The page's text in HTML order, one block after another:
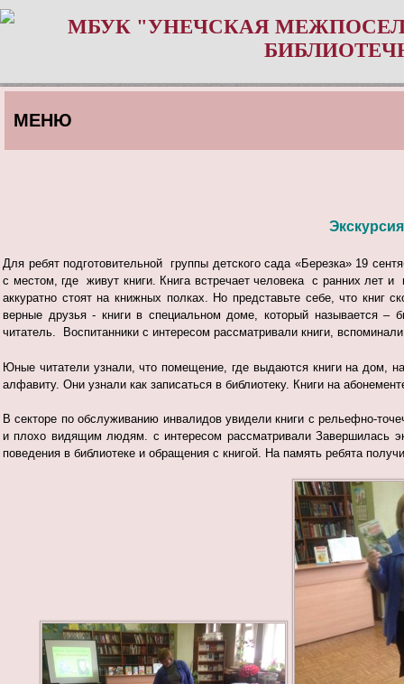
МБУК "УНЕЧСКАЯ
МЕНЮ
Для ребят подготовительной группы детского сада «Березка» 19
с местом, где живут книги. Книга встречает человека с ранних лет
аккуратно стоят на книжных полках. Но представьте себе, что
верные друзья - книги в специальном доме, который называется –
читатель.
Воспитанники с интересом рассматривали книги,
Юные читатели узнали, что помещение, где выдаются книги на дом,
алфавиту. Они узнали как записаться в библиотеку. Книги на
В секторе по обслуживанию инвалидов увидели книги с рельефно-
и плохо видящим людям.
с интересом рассматривали Завершилась
поведения в библиотеке и обращения с книгой. На память ребята